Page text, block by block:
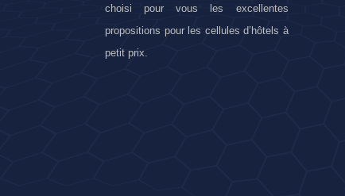
choisi pour vous les excellentes
propositions pour les cellules d’hôtels à
petit prix.